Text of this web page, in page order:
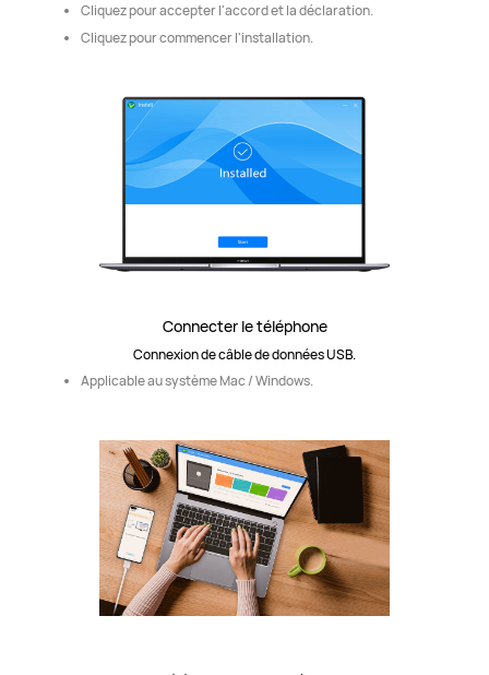
Cliquez pour accepter l'accord et la déclaration.
Cliquez pour commencer l'installation.
Connecter le téléphone
Connexion de câble de données USB.
Applicable au système Mac / Windows.